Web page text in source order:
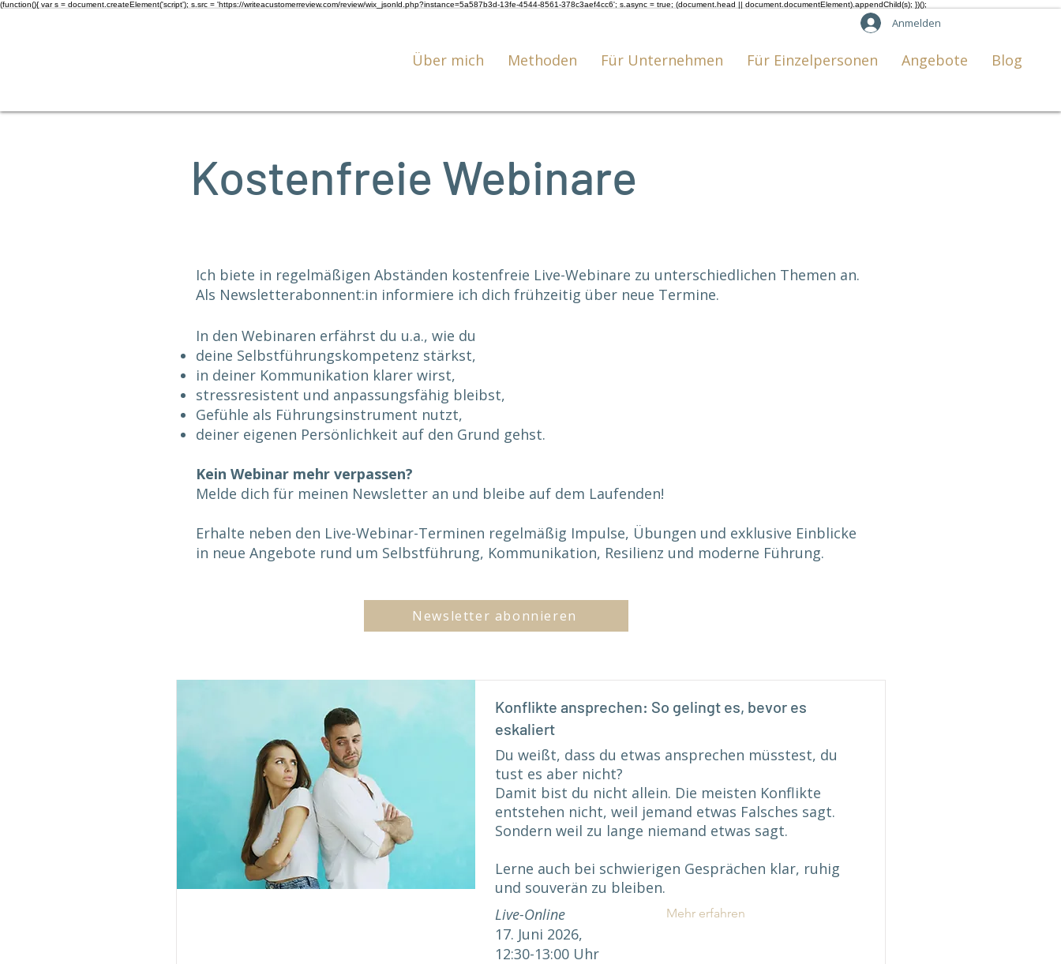
(function(){ var s = document.createElement('script'); s.src = 'https://writeacustomerreview.com/review/wix_jsonld.php?instance=5a587b3d-13fe-4544-8561-378c3aef4cc6'; s.async = true; (document.head || document.documentElement).appendChild(s); })();
Anmelden
Über mich Methoden Für Unternehmen Für Einzelpersonen Angebote Blog
Kostenfreie Webinare
​Ich biete in regelmäßigen Abständen kostenfreie Live-Webinare zu unterschiedlichen Themen an.
Als Newsletterabonnent:in informiere ich dich frühzeitig über neue Termine.
In den Webinaren erfährst du u.a., wie du
deine Selbstführungskompetenz stärkst,
in deiner Kommunikation klarer wirst,
stressresistent und anpassungsfähig bleibst,
Gefühle als Führungsinstrument nutzt,
deiner eigenen Persönlichkeit auf den Grund gehst.
Kein Webinar mehr verpassen?
Melde dich für meinen Newsletter an und bleibe auf dem Laufenden!
Erhalte neben den Live-Webinar-Terminen regelmäßig Impulse, Übungen und exklusive Einblicke
in neue Angebote rund um Selbstführung, Kommunikation, Resilienz und moderne Führung.
Newsletter abonnieren
Konflikte ansprechen: So gelingt es, bevor es
eskaliert
Du weißt, dass du etwas ansprechen müsstest, du
tust es aber nicht?
Damit bist du nicht allein. Die meisten Konflikte
entstehen nicht, weil jemand etwas Falsches sagt.
Sondern weil zu lange niemand etwas sagt.
Lerne auch bei schwierigen Gesprächen klar, ruhig
und souverän zu bleiben.
Live-Online
17. Juni 2026,
12:30-13:00 Uhr
Mehr erfahren